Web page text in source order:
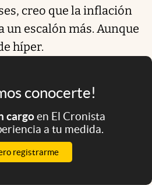
creo que la inflación
un escalón más. Aunque
híper.
conocerte!
cargoen El Cronista
a tu medida.
registrarme